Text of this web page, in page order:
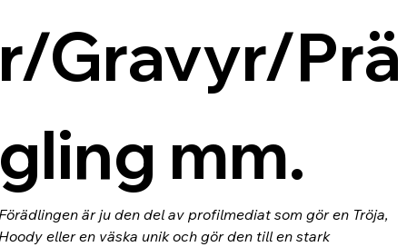
Gravyr/Prä
mm.
är ju den del av profilmediat som gör en Tröja,
eller en väska unik och gör den till en stark